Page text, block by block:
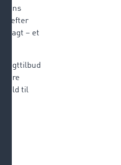
efter
– et
fragttilbud
til